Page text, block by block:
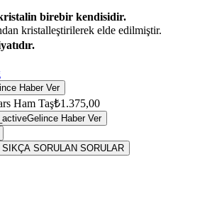
birebir kendisidir.
kristalleştirilerek elde edilmiştir.
Haber Ver
Ham Taş₺1.375,00
Gelince Haber Ver
SIKÇA SORULAN SORULAR